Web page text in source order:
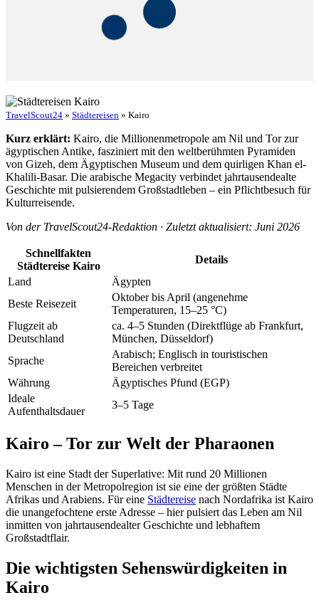
TravelScout24 » Städtereisen » Kairo
Kurz erklärt: Kairo, die Millionenmetropole am Nil und Tor zur
ägyptischen Antike, fasziniert mit den weltberühmten Pyramiden
von Gizeh, dem Ägyptischen Museum und dem quirligen Khan el-
Khalili-Basar. Die arabische Megacity verbindet jahrtausendealte
Geschichte mit pulsierendem Großstadtleben – ein Pflichtbesuch für
Kulturreisende.
Von der TravelScout24-Redaktion · Zuletzt aktualisiert: Juni 2026
Schnellfakten
Städtereise Kairo
Details
Land
Ägypten
Beste Reisezeit
Oktober bis April (angenehme
Temperaturen, 15–25 °C)
Flugzeit ab
Deutschland
ca. 4–5 Stunden (Direktflüge ab Frankfurt,
München, Düsseldorf)
Sprache
Arabisch; Englisch in touristischen
Bereichen verbreitet
Währung
Ägyptisches Pfund (EGP)
Ideale
Aufenthaltsdauer
3–5 Tage
Kairo – Tor zur Welt der Pharaonen
Kairo ist eine Stadt der Superlative: Mit rund 20 Millionen
Menschen in der Metropolregion ist sie eine der größten Städte
Afrikas und Arabiens. Für eine Städtereise nach Nordafrika ist Kairo
die unangefochtene erste Adresse – hier pulsiert das Leben am Nil
inmitten von jahrtausendealter Geschichte und lebhaftem
Großstadtflair.
Die wichtigsten Sehenswürdigkeiten in
Kairo